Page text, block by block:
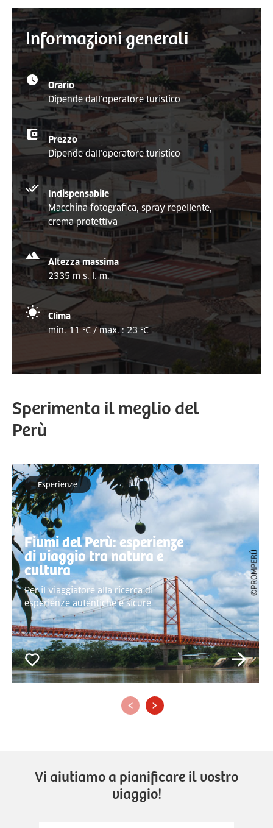
Informazioni generali
Orario
Dipende dall’operatore turistico
Prezzo
Dipende dall’operatore turistico
Indispensabile
Macchina fotografica, spray repellente,
crema protettiva
Altezza massima
2335 m s. l. m.
Clima
min. 11 ℃ / max. : 23 ℃
Sperimenta il meglio del
Perù
Esperienze
Fiumi del Perù: esperienze
di viaggio tra natura e
cultura
Per il viaggiatore alla ricerca di
esperienze autentiche e sicure
‹ ›
Vi aiutiamo a pianificare il vostro
viaggio!